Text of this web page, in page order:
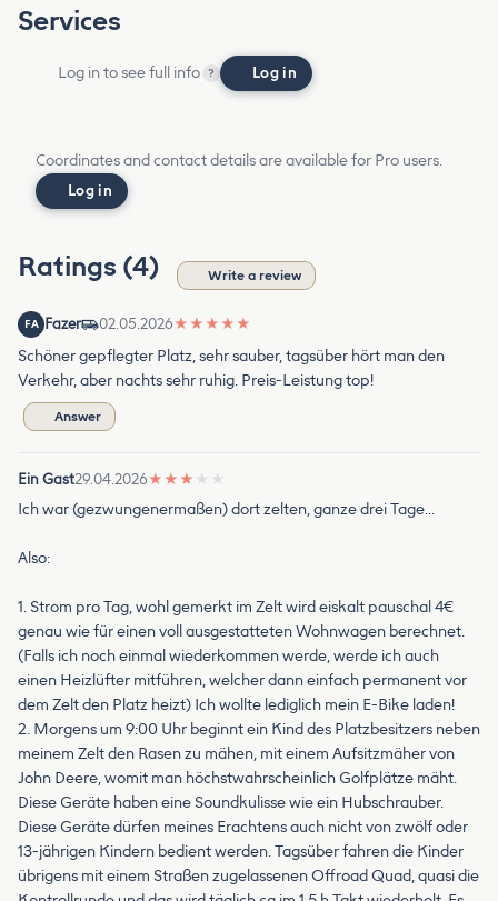
Services
Log in to see full info ? Log in
Coordinates and contact details are available for Pro users.
Log in
Ratings (4) Write a review
FA Fazer 02.05.2026★ ★ ★ ★ ★
Schöner gepflegter Platz, sehr sauber, tagsüber hört man den
Verkehr, aber nachts sehr ruhig. Preis-Leistung top!
Answer
Ein Gast29.04.2026★ ★ ★ ★ ★
Ich war (gezwungenermaßen) dort zelten, ganze drei Tage…
Also:
1. Strom pro Tag, wohl gemerkt im Zelt wird eiskalt pauschal 4€
genau wie für einen voll ausgestatteten Wohnwagen berechnet.
(Falls ich noch einmal wiederkommen werde, werde ich auch
einen Heizlüfter mitführen, welcher dann einfach permanent vor
dem Zelt den Platz heizt) Ich wollte lediglich mein E-Bike laden!
2. Morgens um 9:00 Uhr beginnt ein Kind des Platzbesitzers neben
meinem Zelt den Rasen zu mähen, mit einem Aufsitzmäher von
John Deere, womit man höchstwahrscheinlich Golfplätze mäht.
Diese Geräte haben eine Soundkulisse wie ein Hubschrauber.
Diese Geräte dürfen meines Erachtens auch nicht von zwölf oder
13-jährigen Kindern bedient werden. Tagsüber fahren die Kinder
übrigens mit einem Straßen zugelassenen Offroad Quad, quasi die